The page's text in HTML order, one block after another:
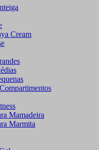
Cream
Mamadeira
Marmita